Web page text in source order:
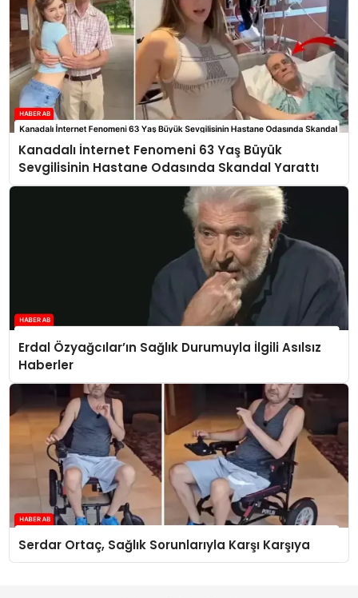
Kanadalı İnternet Fenomeni 63 Yaş Büyük
Sevgilisinin Hastane Odasında Skandal Yarattı
Erdal Özyağcılar’ın Sağlık Durumuyla İlgili Asılsız
Haberler
Serdar Ortaç, Sağlık Sorunlarıyla Karşı Karşıya